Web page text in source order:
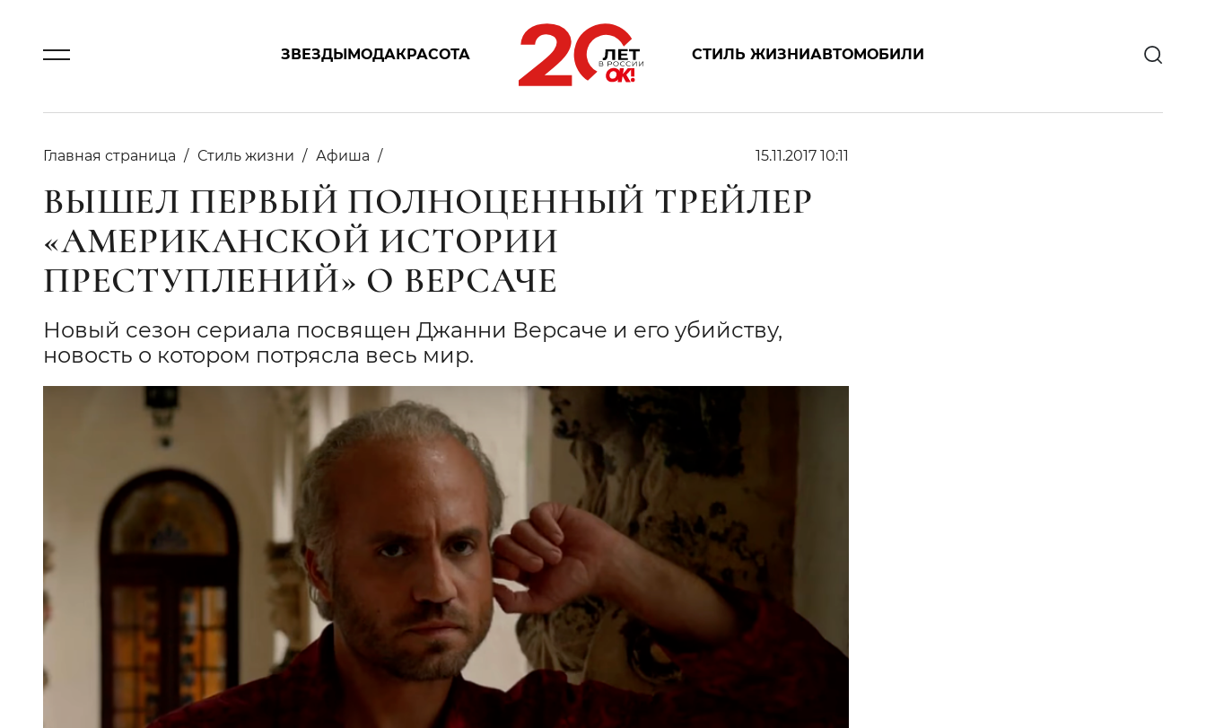
ЗВЕЗДЫМОДАКРАСОТА СТИЛЬ ЖИЗНИАВТОМОБИЛИ
Главная страница Стиль жизни Афиша 15.11.2017 10:11
ВЫШЕЛ ПЕРВЫЙ ПОЛНОЦЕННЫЙ ТРЕЙЛЕР
«АМЕРИКАНСКОЙ ИСТОРИИ
ПРЕСТУПЛЕНИЙ» О ВЕРСАЧЕ
Новый сезон сериала посвящен Джанни Версаче и его убийству,
новость о котором потрясла весь мир.